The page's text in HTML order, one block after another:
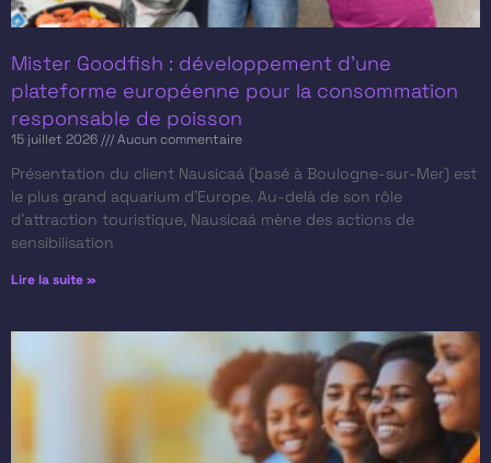
Mister Goodfish : développement d’une
plateforme européenne pour la consommation
responsable de poisson
15 juillet 2026 Aucun commentaire
Présentation du client​ Nausicaá (basé à Boulogne-sur-Mer) est
le plus grand aquarium d’Europe. Au-delà de son rôle
d’attraction touristique, Nausicaá mène des actions de
sensibilisation
Lire la suite »